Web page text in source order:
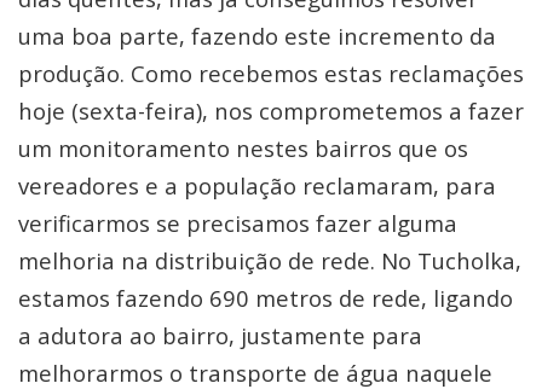
uma boa parte, fazendo este incremento da
produção. Como recebemos estas reclamações
hoje (sexta-feira), nos comprometemos a fazer
um monitoramento nestes bairros que os
vereadores e a população reclamaram, para
verificarmos se precisamos fazer alguma
melhoria na distribuição de rede. No Tucholka,
estamos fazendo 690 metros de rede, ligando
a adutora ao bairro, justamente para
melhorarmos o transporte de água naquele